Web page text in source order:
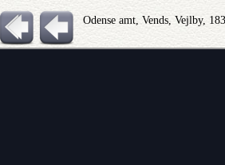
Odense amt, Vends, Vejlby,